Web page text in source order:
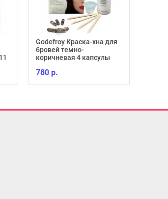
Godefroy Краска-хна для
бровей темно-
коричневая 4 капсулы
780 р.